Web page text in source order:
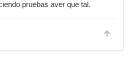
pruebas aver que tal.